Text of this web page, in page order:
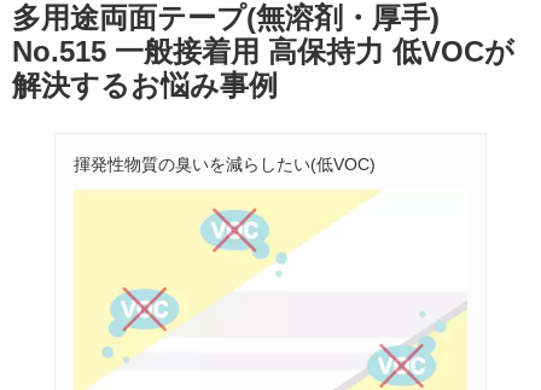
多用途両面テープ(無溶剤・厚手)
No.515 一般接着用 高保持力 低VOCが
解決するお悩み事例
揮発性物質の臭いを減らしたい(低VOC)